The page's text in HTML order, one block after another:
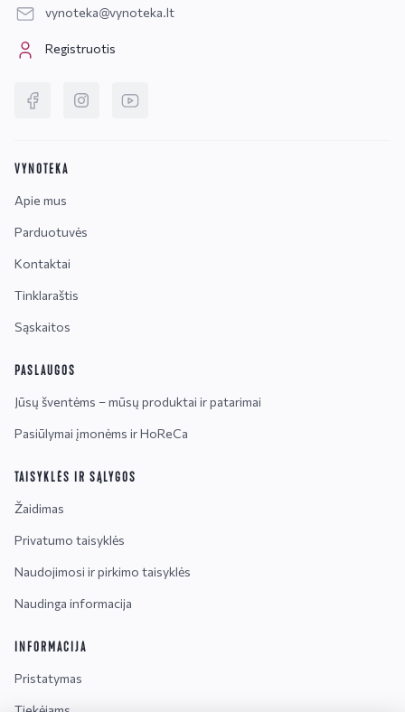
vynoteka@vynoteka.lt
Registruotis
VYNOTEKA
Apie mus
Parduotuvės
Kontaktai
Tinklaraštis
Sąskaitos
PASLAUGOS
Jūsų šventėms – mūsų produktai ir patarimai
Pasiūlymai įmonėms ir HoReCa
TAISYKLĖS IR SĄLYGOS
Žaidimas
Privatumo taisyklės
Naudojimosi ir pirkimo taisyklės
Naudinga informacija
INFORMACIJA
Pristatymas